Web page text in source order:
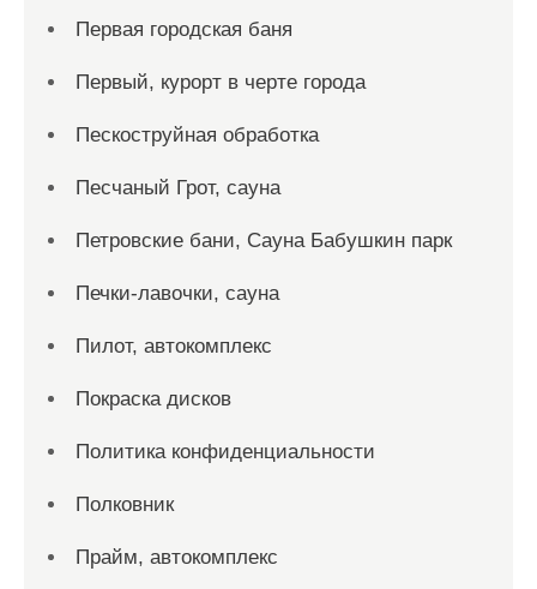
Первая городская баня
Первый, курорт в черте города
Пескоструйная обработка
Песчаный Грот, сауна
Петровские бани, Сауна Бабушкин парк
Печки-лавочки, сауна
Пилот, автокомплекс
Покраска дисков
Политика конфиденциальности
Полковник
Прайм, автокомплекс